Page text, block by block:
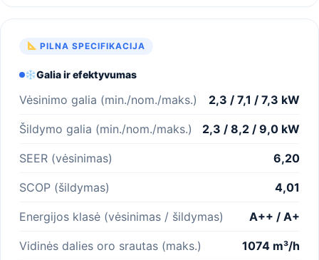
PILNA SPECIFIKACIJA
Galia ir efektyvumas
Vėsinimo galia (min./nom./maks.) 2,3 / 7,1 / 7,3 kW
Šildymo galia (min./nom./maks.) 2,3 / 8,2 / 9,0 kW
SEER (vėsinimas) 6,20
SCOP (šildymas) 4,01
Energijos klasė (vėsinimas / šildymas) A++ / A+
Vidinės dalies oro srautas (maks.) 1074 m³/h